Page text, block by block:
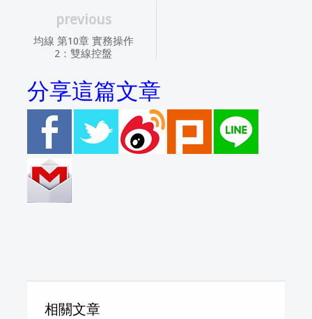
previous
均線 第10章 實務操作
2：雙線控盤
分享這篇文章
相關文章